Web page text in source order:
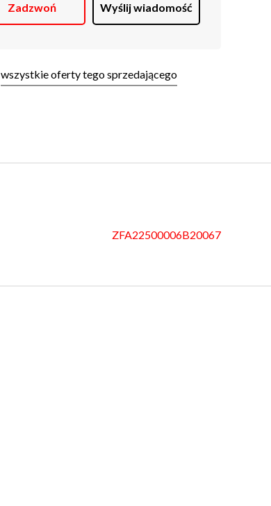
Zadzwoń Wyślij wiadomość
wszystkie oferty tego sprzedającego
ZFA22500006B20067